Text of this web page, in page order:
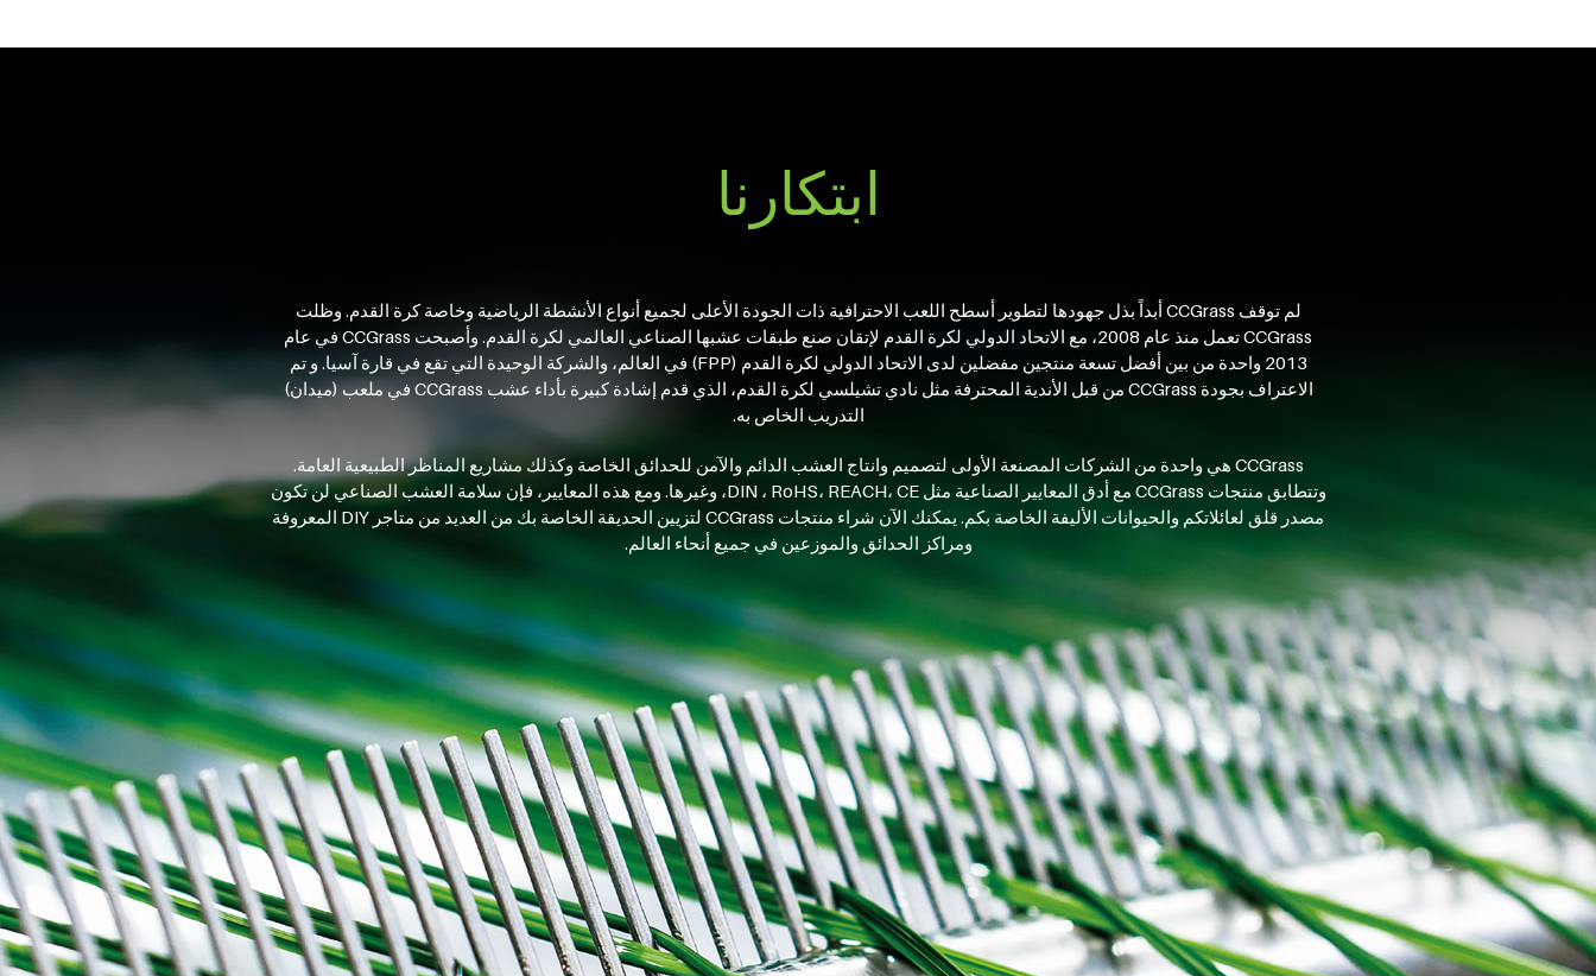
ابتكارنا
لم توقف CCGrass أبداً بذل جهودها لتطوير أسطح اللعب الاحترافية ذات الجودة الأعلى لجميع أنواع الأنشطة الرياضية وخاصة كرة القدم. وظلت
CCGrass تعمل منذ عام 2008، مع الاتحاد الدولي لكرة القدم لإتقان صنع طبقات عشبها الصناعي العالمي لكرة القدم. وأصبحت CCGrass في عام
2013 واحدة من بين أفضل تسعة منتجين مفضلين لدى الاتحاد الدولي لكرة القدم (FPP) في العالم، والشركة الوحيدة التي تقع في قارة آسيا. و تم
الاعتراف بجودة CCGrass من قبل الأندية المحترفة مثل نادي تشيلسي لكرة القدم، الذي قدم إشادة كبيرة بأداء عشب CCGrass في ملعب (ميدان)
التدريب الخاص به.
CCGrass هي واحدة من الشركات المصنعة الأولى لتصميم وانتاج العشب الدائم والآمن للحدائق الخاصة وكذلك مشاريع المناظر الطبيعية العامة.
وتتطابق منتجات CCGrass مع أدق المعايير الصناعية مثل DIN ، RoHS، REACH، CE، وغيرها. ومع هذه المعايير، فإن سلامة العشب الصناعي لن تكون
مصدر قلق لعائلاتكم والحيوانات الأليفة الخاصة بكم. يمكنك الآن شراء منتجات CCGrass لتزيين الحديقة الخاصة بك من العديد من متاجر DIY المعروفة
ومراكز الحدائق والموزعين في جميع أنحاء العالم.